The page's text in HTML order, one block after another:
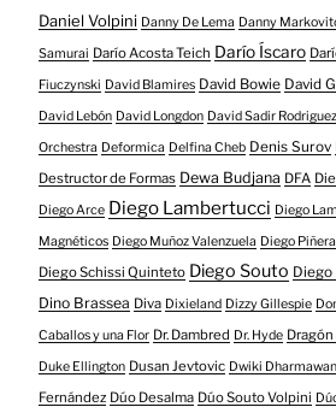
Daniel Volpini Danny De Lema Danny
Samurai Darío Acosta Teich Darío Íscaro
Fiuczynski David Blamires David Bowie David
David Lebón David Longdon David Sadir Rodriguez
Orchestra Deformica Delfina Cheb Denis Surov
Destructor de Formas Dewa Budjana DFA
Diego Arce Diego Lambertucci Diego
Magnéticos Diego Muñoz Valenzuela Diego Piñera
Diego Schissi Quinteto Diego Souto Diego
Dino Brassea Diva Dixieland Dizzy Gillespie
Caballos y una Flor Dr. Dambred Dr. Hyde
Duke Ellington Dusan Jevtovic Dwiki Dharmawan
Fernández Dúo Desalma Dúo Souto Volpini